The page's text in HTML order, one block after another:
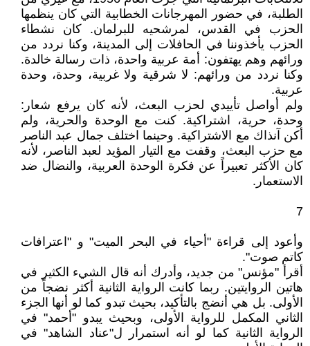
الطلبة، في حضور المهرجانات الخطابية التي كان ينظمها
الحزب في القدس، لمرشحيه للبرلمان. كان نشطاء
الحزب يأخذوننا في الحافلات إلى المدينة، وكنا نردد من
ورائهم وهم يهتفون: أمة عربية واحدة، ذات رسالة خالدة.
وكنا نردد من ورائهم: لا شرقية ولا غربية، وحدة، وحدة
عربية.
ولم أواصل تأييدي لحزب البعث، لأنه كان يرفع شعار:
وحدة، حرية، اشتراكية. كنت مع الوحدة والحرية، ولم
أكن آنذاك مع الاشتراكية. وحينما اختلف جمال عبد الناصر
مع حزب البعث، وقفت مع التيار المؤيد لعبد الناصر، لأنه
كان الأكثر تعبيراً عن فكرة الوحدة العربية، والنضال ضد
الاستعمار.
7
وأعود إلى قراءة "أحياء في البحر الميت" و "اعترافات
كاتم صوت".
أقرأ "مؤنس" من جديد، وأدرك أنه قال الشيء الكثير في
هاتين الروايتين. ربما كانت الرواية الثانية أكثر نضجاً من
الأولى. بل هي أنضج بالتأكيد، بحيث تبدو كما لو أنها الجزء
الثاني المكمل للرواية الأولى، وبحيث يبدو "أحمد" في
الرواية الثانية كما لو أنه استمرار ل"عناد الشاهد" في